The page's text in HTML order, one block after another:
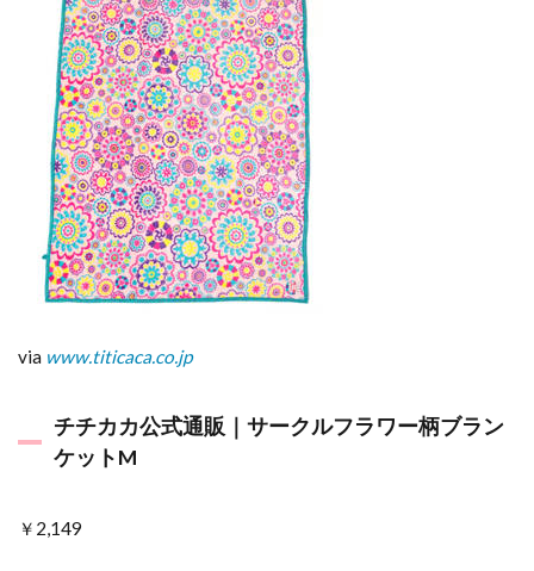
via www.titicaca.co.jp
チチカカ公式通販｜サークルフラワー柄ブラン
ケットM
￥2,149